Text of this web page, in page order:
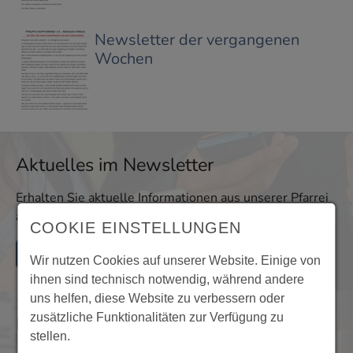
Newsletter der vergangenen
Wochen
Aktuelles im Newsletter
Erhalten Sie aktuelle Informationen aus unserer Pfarrei
auch per E-Mail!
Mehr Informationen
Nachrichten im Archiv
COOKIE EINSTELLUNGEN
Wir nutzen Cookies auf unserer Website. Einige von
ihnen sind technisch notwendig, während andere
uns helfen, diese Website zu verbessern oder
zusätzliche Funktionalitäten zur Verfügung zu
stellen.